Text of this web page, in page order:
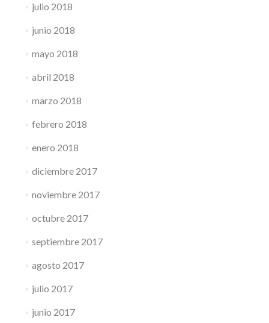
julio 2018
junio 2018
mayo 2018
abril 2018
marzo 2018
febrero 2018
enero 2018
diciembre 2017
noviembre 2017
octubre 2017
septiembre 2017
agosto 2017
julio 2017
junio 2017